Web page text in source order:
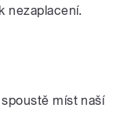
nezaplacení.
míst naší